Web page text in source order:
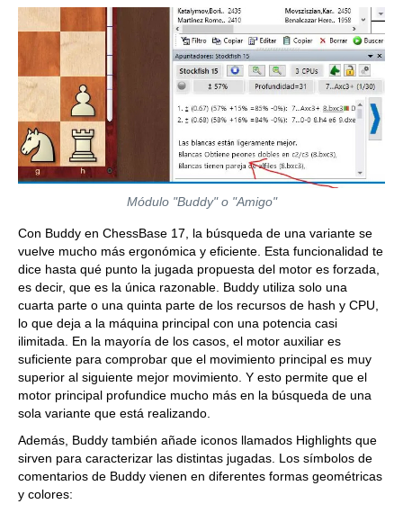
Módulo "Buddy" o "Amigo"
Con Buddy en ChessBase 17, la búsqueda de una variante se
vuelve mucho más ergonómica y eficiente. Esta funcionalidad te
dice hasta qué punto la jugada propuesta del motor es forzada,
es decir, que es la única razonable. Buddy utiliza solo una
cuarta parte o una quinta parte de los recursos de hash y CPU,
lo que deja a la máquina principal con una potencia casi
ilimitada. En la mayoría de los casos, el motor auxiliar es
suficiente para comprobar que el movimiento principal es muy
superior al siguiente mejor movimiento. Y esto permite que el
motor principal profundice mucho más en la búsqueda de una
sola variante que está realizando.
Además, Buddy también añade iconos llamados Highlights que
sirven para caracterizar las distintas jugadas. Los símbolos de
comentarios de Buddy vienen en diferentes formas geométricas
y colores: